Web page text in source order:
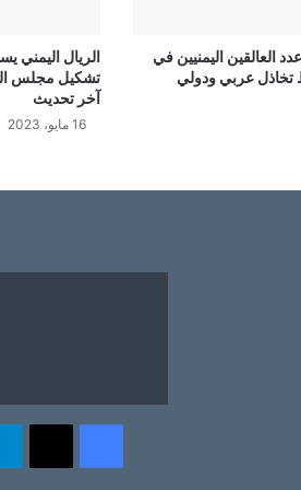
العالقين اليمنيين في
عربي ودولي
الريال اليمني
تشكيل مجلس
آخر تحديث
16 مايو، 2023